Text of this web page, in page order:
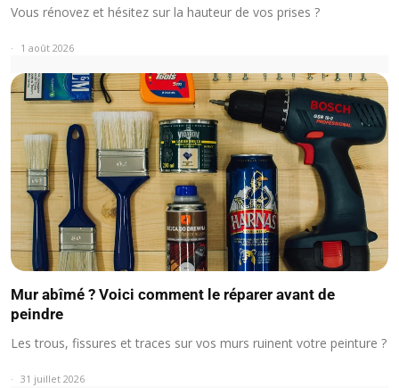
Vous rénovez et hésitez sur la hauteur de vos prises ?
1 août 2026
Mur abîmé ? Voici comment le réparer avant de
peindre
Les trous, fissures et traces sur vos murs ruinent votre peinture ?
31 juillet 2026